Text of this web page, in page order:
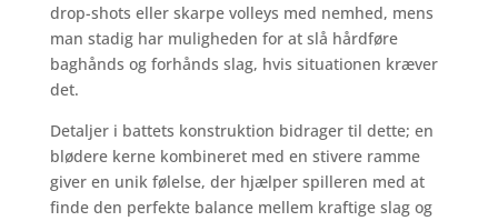
drop-shots eller skarpe volleys med nemhed, mens
man stadig har muligheden for at slå hårdføre
baghånds og forhånds slag, hvis situationen kræver
det.
Detaljer i battets konstruktion bidrager til dette; en
blødere kerne kombineret med en stivere ramme
giver en unik følelse, der hjælper spilleren med at
finde den perfekte balance mellem kraftige slag og